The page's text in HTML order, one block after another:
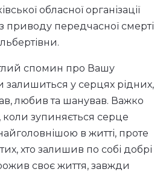
обласної організації
приводу передчасної смерті
спомин про Вашу
у серцях рідних,
любив та шанував. Важко
коли зупиняється серце
в житті, проте
хто залишив по собі добрі
своє життя, завжди